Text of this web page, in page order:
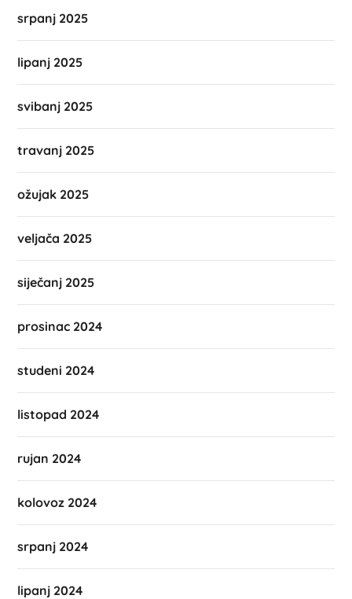
srpanj 2025
lipanj 2025
svibanj 2025
travanj 2025
ožujak 2025
veljača 2025
siječanj 2025
prosinac 2024
studeni 2024
listopad 2024
rujan 2024
kolovoz 2024
srpanj 2024
lipanj 2024